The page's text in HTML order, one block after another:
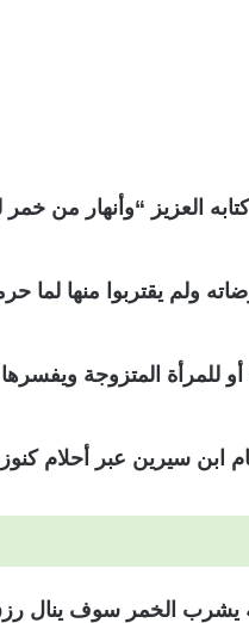
العزيز “وأنهار من خمر
ولم يقتربوا منها لما
للمرأة المتزوجة ويفسرها
ابن سيرين عبر أحلام
الخمر سوف ينال رزق